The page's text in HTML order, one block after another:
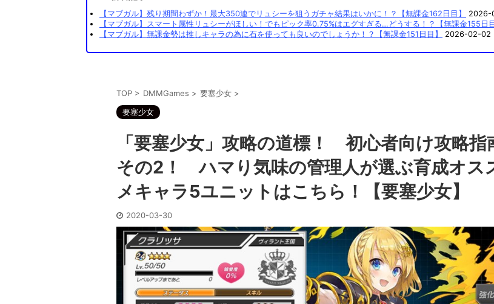
【マブガル】残り期間わずか！最大350連でリュシーを狙うガチャ結果はいかに！？【無課金162日目】
2026-
【マブガル】スマート属性リュシーがほしい！でもピック率0.75%はエグすぎる…どうする！？【無課金155日目
【マブガル】無課金勢は推しキャラの為に石を使っても良いのでしょうか！？【無課金151日目】
2026-02-02
TOP > DMMGames > 要塞少女 >
要塞少女
「要塞少女」攻略の道標！ 初心者向け攻略指
その2！ ハマり気味の管理人が選ぶ育成オス
メキャラ5ユニットはこちら！【要塞少女】
2020-03-30